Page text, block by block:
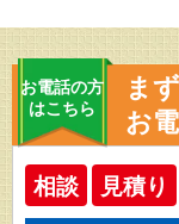
お電話の方
はこちら
ま
お
相談 見積り